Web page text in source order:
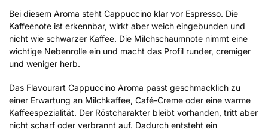
Bei diesem Aroma steht Cappuccino klar vor Espresso. Die
Kaffeenote ist erkennbar, wirkt aber weich eingebunden und
nicht wie schwarzer Kaffee. Die Milchschaumnote nimmt eine
wichtige Nebenrolle ein und macht das Profil runder, cremiger
und weniger herb.
Das Flavourart Cappuccino Aroma passt geschmacklich zu
einer Erwartung an Milchkaffee, Café-Creme oder eine warme
Kaffeespezialität. Der Röstcharakter bleibt vorhanden, tritt aber
nicht scharf oder verbrannt auf. Dadurch entsteht ein